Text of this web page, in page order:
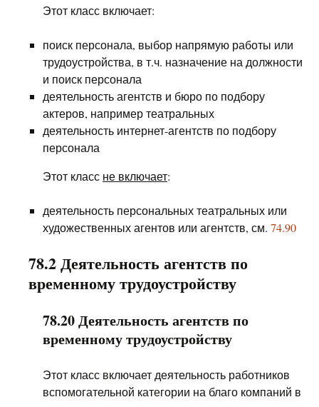
Этот класс включает:
поиск персонала, выбор напрямую работы или
трудоустройства, в т.ч. назначение на должности
и поиск персонала
деятельность агентств и бюро по подбору
актеров, например театральных
деятельность интернет-агентств по подбору
персонала
Этот класс не включает:
деятельность персональных театральных или
художественных агентов или агентств, см. 74.90
78.2 Деятельность агентств по
временному трудоустройству
78.20 Деятельность агентств по
временному трудоустройству
Этот класс включает деятельность работников
вспомогательной категории на благо компаний в